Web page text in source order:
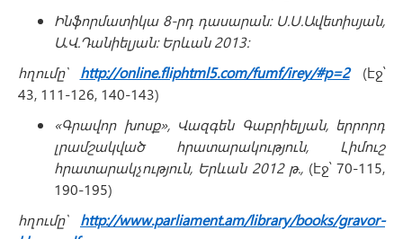
Ինֆորմատիկա 8-րդ դասարան։ Ս.Ս.Ավետիսյան,
Ա.Վ.Դանիելյան։ Երևան 2013։
հղումը՝ http://online.fliphtml5.com/fumf/irey/#p=2(էջ՝
43, 111-126, 140-143)
«Գրավոր խոսք», Վազգեն Գաբրիելյան, երրորդ
լրամշակված հրատարակություն, Լիմուշ
հրատարակչություն, Երևան 2012 թ., (էջ՝ 70-115,
190-195)
հղումը՝ http://www.parliament.am/library/books/gravor-